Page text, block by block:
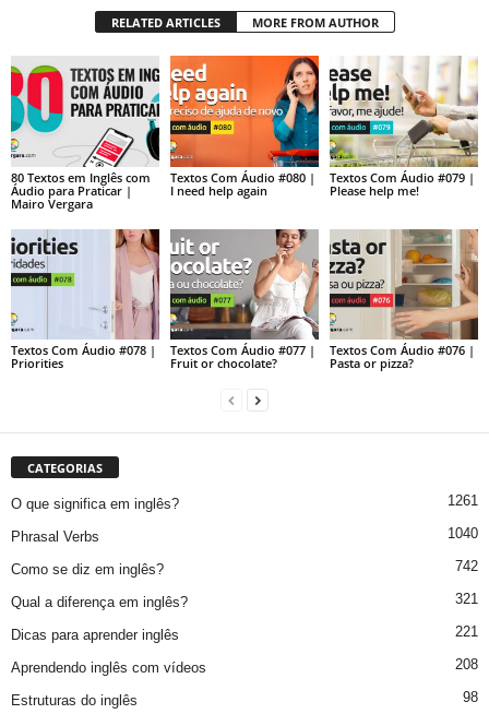
RELATED ARTICLES MORE FROM AUTHOR
80 Textos em Inglês com
Áudio para Praticar |
Mairo Vergara
Textos Com Áudio #080 |
I need help again
Textos Com Áudio #079 |
Please help me!
Textos Com Áudio #078 |
Priorities
Textos Com Áudio #077 |
Fruit or chocolate?
Textos Com Áudio #076 |
Pasta or pizza?
CATEGORIAS
O que significa em inglês? 1261
Phrasal Verbs 1040
Como se diz em inglês? 742
Qual a diferença em inglês? 321
Dicas para aprender inglês 221
Aprendendo inglês com vídeos 208
Estruturas do inglês 98